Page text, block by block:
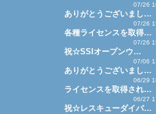
07/26
ありがとうございまし…
07/26
各種ライセンスを取得…
07/26
祝☆SSIオープンウ…
07/06
ありがとうございまし…
06/29
ライセンスを取得され…
06/27
祝☆レスキューダイバ…